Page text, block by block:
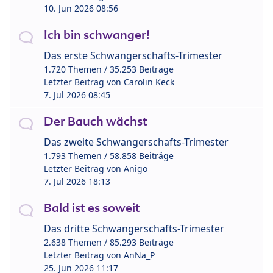
10. Jun 2026 08:56
Ich bin schwanger!
Das erste Schwangerschafts-Trimester
1.720 Themen / 35.253 Beiträge
Letzter Beitrag von Carolin Keck
7. Jul 2026 08:45
Der Bauch wächst
Das zweite Schwangerschafts-Trimester
1.793 Themen / 58.858 Beiträge
Letzter Beitrag von Anigo
7. Jul 2026 18:13
Bald ist es soweit
Das dritte Schwangerschafts-Trimester
2.638 Themen / 85.293 Beiträge
Letzter Beitrag von AnNa_P
25. Jun 2026 11:17